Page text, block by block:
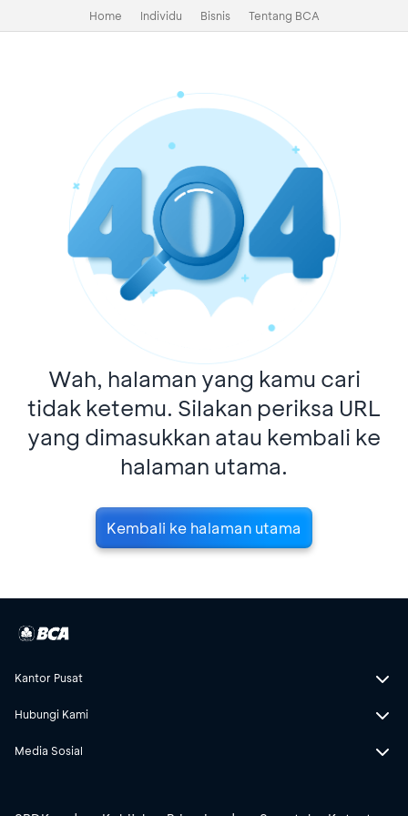
Home Individu Bisnis Tentang BCA
Wah, halaman yang kamu cari
tidak ketemu. Silakan periksa URL
yang dimasukkan atau kembali ke
halaman utama.
Kembali ke halaman utama
Kantor Pusat
Hubungi Kami
Media Sosial